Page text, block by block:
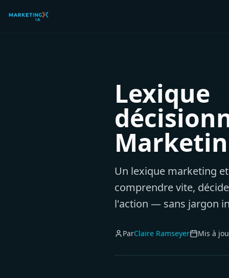
Lexique
Un lexique marketing
comprendre vite,
l'action — sans jargon
ParClaire Ramseyer Mis à